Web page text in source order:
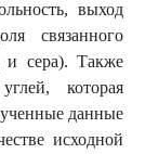
выход
связанного
и сера). Также
которая
данные
исходной